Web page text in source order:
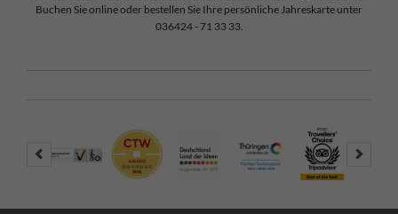
Buchen Sie online oder bestellen Sie Ihre persönliche Jahreskarte unter
036424 - 71 33 33.